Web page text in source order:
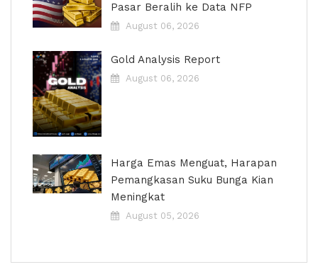
Pasar Beralih ke Data NFP
August 06, 2026
Gold Analysis Report
August 06, 2026
Harga Emas Menguat, Harapan
Pemangkasan Suku Bunga Kian
Meningkat
August 05, 2026